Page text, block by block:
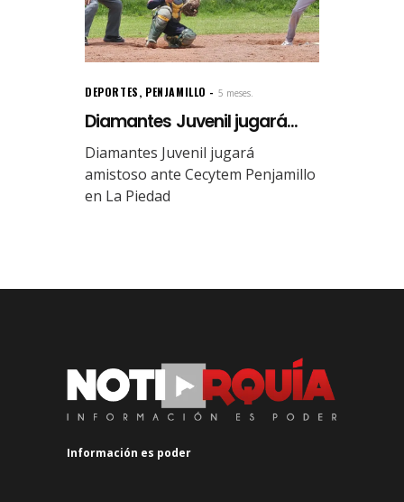
DEPORTES, PENJAMILLO 5 meses.
Diamantes Juvenil jugará...
Diamantes Juvenil jugará
amistoso ante Cecytem Penjamillo
en La Piedad
Información es poder